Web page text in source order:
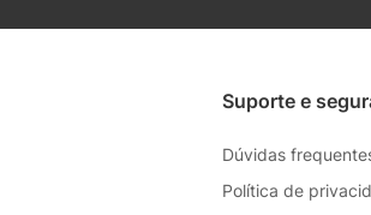
Suporte e
Dúvidas
Política de